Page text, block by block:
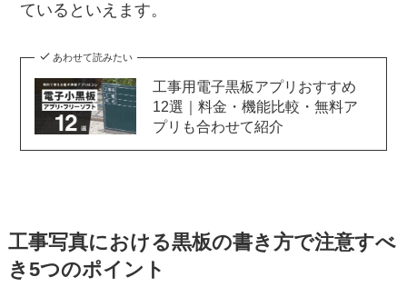
ているといえます。
あわせて読みたい
工事用電子黒板アプリおすすめ
12選｜料金・機能比較・無料ア
プリも合わせて紹介
工事写真における黒板の書き方で注意すべ
き5つのポイント